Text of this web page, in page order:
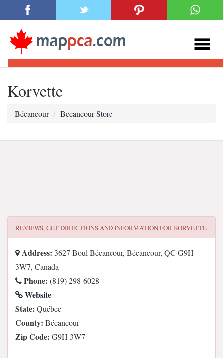
Korvette
Bécancour Becancour Store
REVIEWS, GET DIRECTIONS AND INFORMATION FORKORVETTE
Address: 3627 Boul Bécancour, Bécancour, QC G9H
3W7, Canada
Phone: (819) 298-6028
Website
State: Québec
County: Bécancour
Zip Code: G9H 3W7